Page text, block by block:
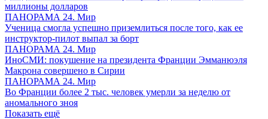
миллионы долларов
ПАНОРАМА 24. Мир
Ученица смогла успешно приземлиться после того, как ее
инструктор-пилот выпал за борт
ПАНОРАМА 24. Мир
ИноСМИ: покушение на президента Франции Эмманюэля
Макрона совершено в Сирии
ПАНОРАМА 24. Мир
Во Франции более 2 тыс. человек умерли за неделю от
аномального зноя
Показать ещё